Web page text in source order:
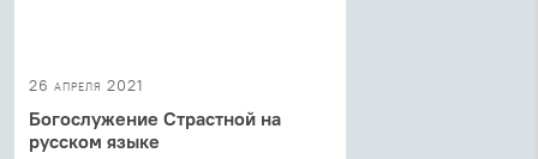
26 апреля 2021
Богослужение Страстной на
русском языке